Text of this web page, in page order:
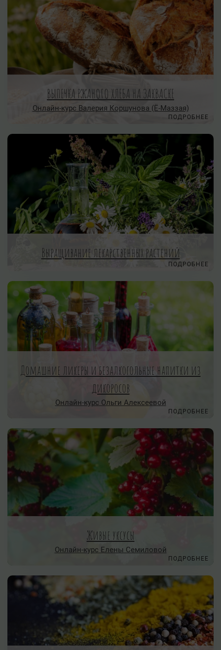
ВЫПЕЧКА РЖАНОГО ХЛЕБА НА ЗАКВАСКЕ
Онлайн-курс Валерия Коршунова (Ё-Маззая)
ПОДРОБНЕЕ
Выращивание лекарственных растений
ПОДРОБНЕЕ
Домашние ликеры и безалкогольные напитки из
дикоросов
Онлайн-курс Ольги Алексеевой
ПОДРОБНЕЕ
Живые уксусы
Онлайн-курс Елены Семиловой
ПОДРОБНЕЕ